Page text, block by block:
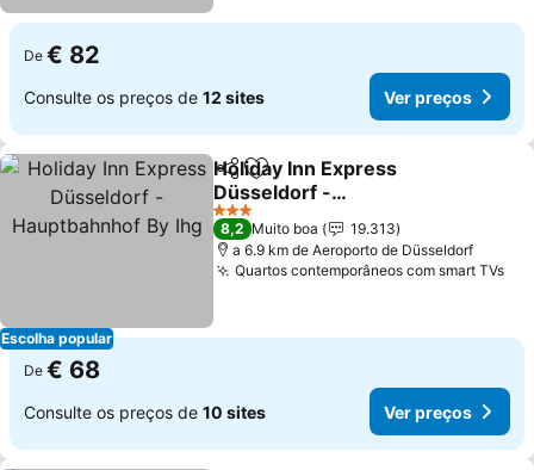
De € 82
Consulte os preços de 12 sites Ver preços
Escolha popular
PartilharAdicionar aos favoritos
Holiday Inn Express
Düsseldorf -
Hauptbahnhof By Ihg
Ver preços
3 Estrelas
8,2 Muito boa
19.313
a 6.9 km de Aeroporto de Düsseldorf
Quartos contemporâneos com smart TVs
De € 68
Consulte os preços de 10 sites Ver preços